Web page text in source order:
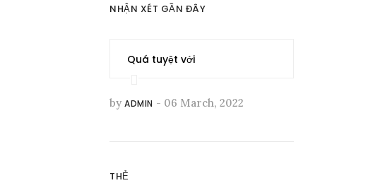
NHẬN XÉT GẦN ĐÂY
Quá tuyệt với
byADMIN - 06 March, 2022
THẺ